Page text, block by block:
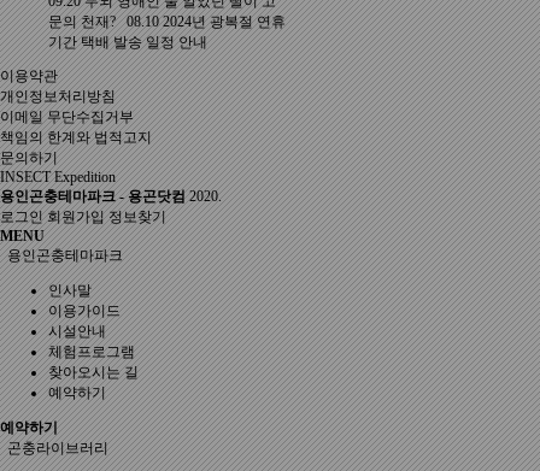
문의 천재? 08.102024년 광복절 연휴
기간 택배 발송 일정 안내
이용약관
개인정보처리방침
이메일 무단수집거부
책임의 한계와 법적고지
문의하기
INSECT Expedition
용인곤충테마파크 - 용곤닷컴2020.
로그인 회원가입 정보찾기
MENU
용인곤충테마파크
인사말
이용가이드
시설안내
체험프로그램
찾아오시는 길
예약하기
예약하기
곤충라이브러리